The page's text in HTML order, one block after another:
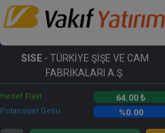
SISE- TÜRKİYE ŞİŞE VE CAM
FABRİKALARI A.Ş.
Hedef Fiyat 64.00 ₺
Potansiyel Getiri %0.00